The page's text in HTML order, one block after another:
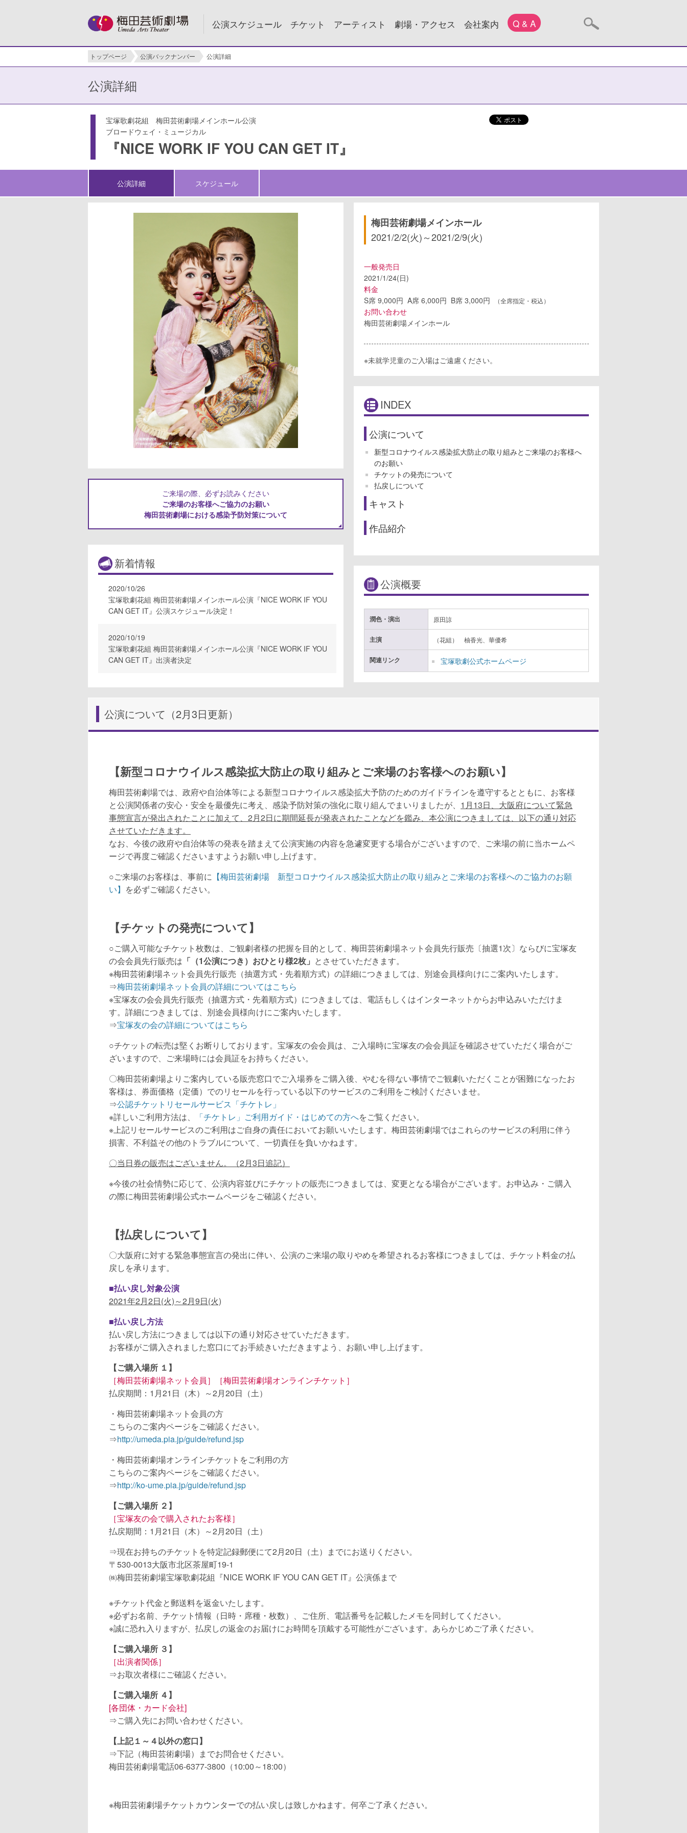
公演スケジュール チケット アーティスト 劇場・アクセス 会社案内 Q & A
トップページ 公演バックナンバー 公演詳細
公演詳細
宝塚歌劇花組 梅田芸術劇場メインホール公演
ブロードウェイ・ミュージカル
『NICE WORK IF YOU CAN GET IT』
公演詳細 スケジュール
ご来場の際、必ずお読みください
ご来場のお客様へご協力のお願い
梅田芸術劇場における感染予防対策について
新着情報
2020/10/26
宝塚歌劇花組 梅田芸術劇場メインホール公演『NICE WORK IF YOU
CAN GET IT』公演スケジュール決定！
2020/10/19
宝塚歌劇花組 梅田芸術劇場メインホール公演『NICE WORK IF YOU
CAN GET IT』出演者決定
2020/10/5
宝塚歌劇花組 梅田芸術劇場メインホール公演『NICE WORK IF YOU
CAN GET IT』2021年2月上演決定!
梅田芸術劇場メインホール
2021/2/2(火)～2021/2/9(火)
一般発売日
2021/1/24(日)
料金
S席 9,000円 A席 6,000円 B席 3,000円
（全席指定・税込）
お問い合わせ
梅田芸術劇場メインホール
※未就学児童のご入場はご遠慮ください。
INDEX
公演について
新型コロナウイルス感染拡大防止の取り組みとご来場のお客様へ
のお願い
チケットの発売について
払戻しについて
キャスト
作品紹介
公演概要
潤色・演出 原田諒
主演 （花組） 柚香光、華優希
関連リンク 宝塚歌劇公式ホームページ
公演について（2月3日更新）
【新型コロナウイルス感染拡大防止の取り組みとご来場のお客様へのお願い】
梅田芸術劇場では、政府や自治体等による新型コロナウイルス感染拡大予防のためのガイドラインを遵守するとともに、お客様
と公演関係者の安心・安全を最優先に考え、感染予防対策の強化に取り組んでまいりましたが、 1月13日、大阪府について緊急
事態宣言が発出されたことに加えて、2月2日に期間延長が発表されたことなどを鑑み、本公演につきましては、以下の通り対応
させていただきます。
なお、今後の政府や自治体等の発表を踏まえて公演実施の内容を急遽変更する場合がございますので、ご来場の前に当ホームペ
ージで再度ご確認くださいますようお願い申し上げます。
○ご来場のお客様は、事前に 【梅田芸術劇場 新型コロナウイルス感染拡大防止の取り組みとご来場のお客様へのご協力のお願
い】 を必ずご確認ください。
【チケットの発売について】
○ご購入可能なチケット枚数は、ご観劇者様の把握を目的として、梅田芸術劇場ネット会員先行販売〔抽選1次〕ならびに宝塚友
の会会員先行販売は 「（1公演につき）おひとり様2枚」 とさせていただきます。
※梅田芸術劇場ネット会員先行販売（抽選方式・先着順方式）の詳細につきましては、別途会員様向けにご案内いたします。
⇒梅田芸術劇場ネット会員の詳細についてはこちら
※宝塚友の会会員先行販売（抽選方式・先着順方式）につきましては、電話もしくはインターネットからお申込みいただけま
す。詳細につきましては、別途会員様向けにご案内いたします。
⇒宝塚友の会の詳細についてはこちら
○チケットの転売は堅くお断りしております。宝塚友の会会員は、ご入場時に宝塚友の会会員証を確認させていただく場合がご
ざいますので、ご来場時には会員証をお持ちください。
〇梅田芸術劇場よりご案内している販売窓口でご入場券をご購入後、やむを得ない事情でご観劇いただくことが困難になったお
客様は、券面価格（定価）でのリセールを行っている以下のサービスのご利用をご検討くださいませ。
⇒公認チケットリセールサービス「チケトレ」
※詳しいご利用方法は、
「チケトレ」ご利用ガイド・はじめての方へをご覧ください。
※上記リセールサービスのご利用はご自身の責任においてお願いいたします。梅田芸術劇場ではこれらのサービスの利用に伴う
損害、不利益その他のトラブルについて、一切責任を負いかねます。
〇当日券の販売はございません。（2月3日追記）
※今後の社会情勢に応じて、公演内容並びにチケットの販売につきましては、変更となる場合がございます。お申込み・ご購入
の際に梅田芸術劇場公式ホームページをご確認ください。
【払戻しについて】
〇大阪府に対する緊急事態宣言の発出に伴い、公演のご来場の取りやめを希望されるお客様につきましては、チケット料金の払
戻しを承ります。
■払い戻し対象公演
2021年2月2日(火)～2月9日(火)
■払い戻し方法
払い戻し方法につきましては以下の通り対応させていただきます。
お客様がご購入されました窓口にてお手続きいただきますよう、お願い申し上げます。
【ご購入場所 １】
［梅田芸術劇場ネット会員］［梅田芸術劇場オンラインチケット］
払戻期間：1月21日（木）～2月20日（土）
・梅田芸術劇場ネット会員の方
こちらのご案内ページをご確認ください。
⇒http://umeda.pia.jp/guide/refund.jsp
・梅田芸術劇場オンラインチケットをご利用の方
こちらのご案内ページをご確認ください。
⇒http://ko-ume.pia.jp/guide/refund.jsp
【ご購入場所 ２】
［宝塚友の会で購入されたお客様］
払戻期間：1月21日（木）～2月20日（土）
⇒現在お持ちのチケットを特定記録郵便にて2月20日（土） までにお送りください。
〒530-0013大阪市北区茶屋町19-1
㈱梅田芸術劇場宝塚歌劇花組『NICE WORK IF YOU CAN GET IT』公演係まで
※チケット代金と郵送料を返金いたします。
※必ずお名前、チケット情報（日時・席種・枚数）、ご住所、電話番号を記載したメモを同封してください。
※誠に恐れ入りますが、払戻しの返金のお届けにお時間を頂戴する可能性がございます。あらかじめご了承ください。
【ご購入場所 ３】
［出演者関係］
⇒お取次者様にご確認ください。
【ご購入場所 ４】
[各団体・カード会社]
⇒ご購入先にお問い合わせください。
【上記１～４以外の窓口】
⇒下記（梅田芸術劇場）までお問合せください。
梅田芸術劇場電話06-6377-3800（10:00～18:00）
※梅田芸術劇場チケットカウンターでの払い戻しは致しかねます。何卒ご了承ください。